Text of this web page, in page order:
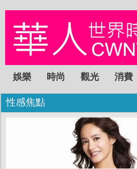
娛樂 時尚 觀光 消費
性感焦點